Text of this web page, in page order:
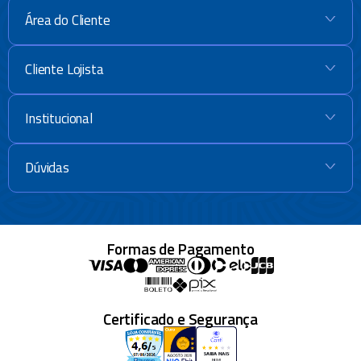
Área do Cliente +
Cliente Lojista +
Institucional +
Dúvidas +
Formas de Pagamento
Certificado e Segurança